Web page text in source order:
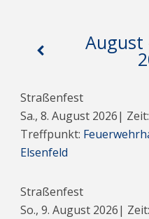
August
Straßenfest
Sa., 8. August 2026|
Treffpunkt:
Elsenfeld
Straßenfest
So., 9. August 2026|